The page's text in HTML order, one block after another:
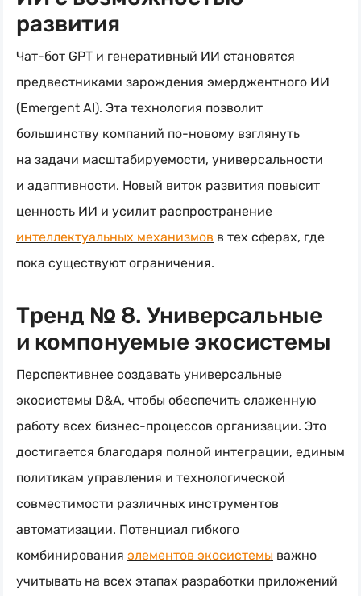
развития
Чат-бот GPT и генеративный ИИ становятся
предвестниками зарождения эмерджентного ИИ
(Emergent AI). Эта технология позволит
большинству компаний по-новому взглянуть
на задачи масштабируемости, универсальности
и адаптивности. Новый виток развития повысит
ценность ИИ и усилит распространение
интеллектуальных механизмов в тех сферах, где
пока существуют ограничения.
Тренд № 8. Универсальные
и компонуемые экосистемы
Перспективнее создавать универсальные
экосистемы D&A, чтобы обеспечить слаженную
работу всех бизнес-процессов организации. Это
достигается благодаря полной интеграции, единым
политикам управления и технологической
совместимости различных инструментов
автоматизации. Потенциал гибкого
комбинирования элементов экосистемы важно
учитывать на всех этапах разработки приложений